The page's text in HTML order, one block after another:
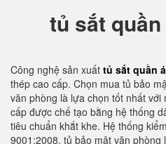
tủ sắt
Công nghệ sản xuất tủ sắt quần
thép cao cấp. Chọn mua tủ bảo
văn phòng là lựa chọn tốt nhất với
cấp được chế tạo bằng hệ thống
tiêu chuẩn khắt khe. Hệ thống
9001:2008. tủ bảo mật văn